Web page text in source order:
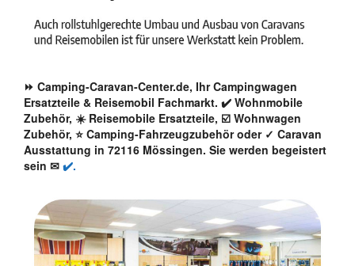
⏩ Camping-Caravan-Center.de, Ihr Campingwagen
Ersatzteile & Reisemobil Fachmarkt. ✔️ Wohnmobile
Zubehör, ☀️ Reisemobile Ersatzteile, ☑️ Wohnwagen
Zubehör, ⭐ Camping-Fahrzeugzubehör oder ✓ Caravan
Ausstattung in 72116 Mössingen. Sie werden begeistert
sein ✉ ✔️.